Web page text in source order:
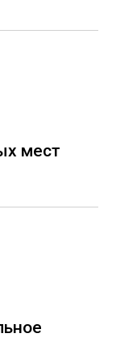
мест